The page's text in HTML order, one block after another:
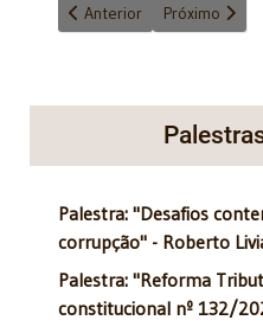
Artigo anterior: Reforma
Anterior Próximo
Próximo
Palestra: "Desafios
corrupção" - Roberto
Palestra: "Reforma
constitucional nº 132/